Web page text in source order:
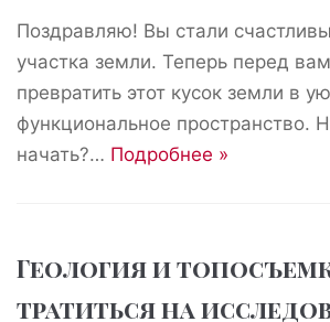
Поздравляю! Вы стали
участка земли. Теперь перед
превратить этот кусок земли в
функциональное пространство.
начать?… Подробнее »
Геология и
тратиться на